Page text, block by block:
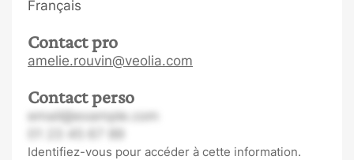
Français
Contact pro
amelie.rouvin@veolia.com
Contact perso
email@example.com
Identifiez-vous pour accéder à cette information.